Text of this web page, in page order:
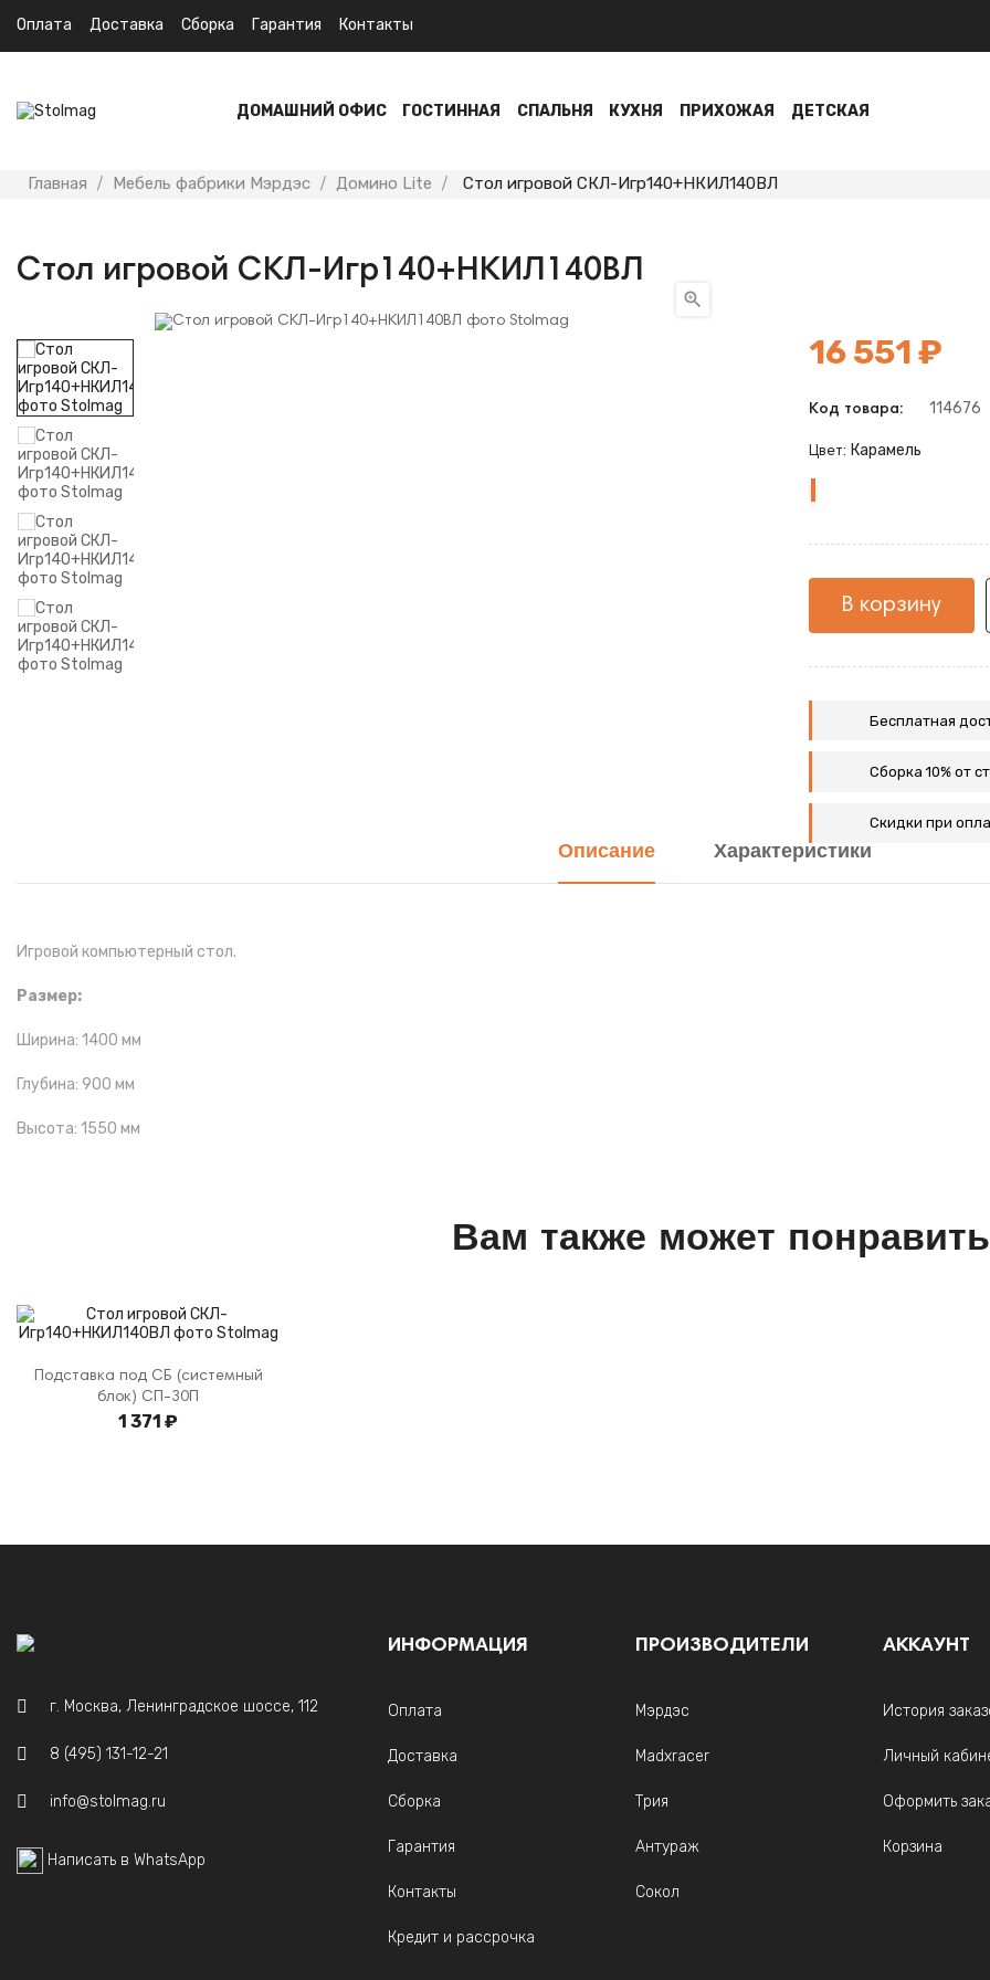
Оплата Доставка Сборка Гарантия Контакты
ДОМАШНИЙ ОФИС ГОСТИННАЯ СПАЛЬНЯ КУХНЯ ПРИХОЖАЯ ДЕТСКАЯ
Главная Мебель фабрики Мэрдэс Домино Lite Стол игровой СКЛ-Игр140+НКИЛ140ВЛ
Стол игровой СКЛ-Игр140+НКИЛ140ВЛ

16 551 ₽
Код товара: 114676
Цвет: Карамель
В корзину
Бесплатная
Сборка 10% от
Скидки при
Описание Характеристики
Игровой компьютерный стол.
Размер:
Ширина: 1400 мм
Глубина: 900 мм
Высота: 1550 мм
Вам также может
Подставка под СБ (системный
блок) СП-30П
1 371 ₽
г. Москва, Ленинградское шоссе, 112
8 (495) 131-12-21
info@stolmag.ru
Написать в WhatsApp
ИНФОРМАЦИЯ
Оплата
Доставка
Сборка
Гарантия
Контакты
Кредит и рассрочка
ПРОИЗВОДИТЕЛИ
Мэрдэс
Madxracer
Трия
Антураж
Сокол
АККАУНТ
История
Личный
Оформить
Корзина